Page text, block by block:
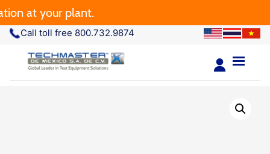
at your plant.
Call toll free 800.732.9874